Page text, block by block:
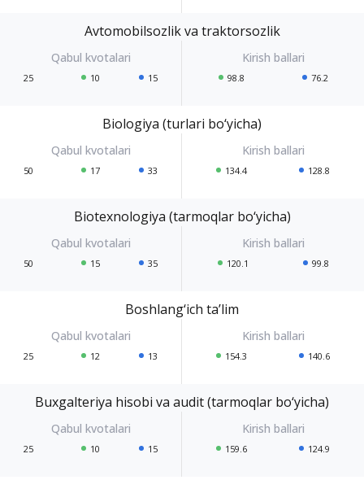
Avtomobilsozlik va traktorsozlik
25 10 15 98.8 76.2
Biologiya (turlari bo‘yicha)
50 17 33 134.4 128.8
Biotexnologiya (tarmoqlar bo‘yicha)
50 15 35 120.1 99.8
Boshlang‘ich ta’lim
25 12 13 154.3 140.6
Buxgalteriya hisobi va audit (tarmoqlar bo‘yicha)
25 10 15 159.6 124.9